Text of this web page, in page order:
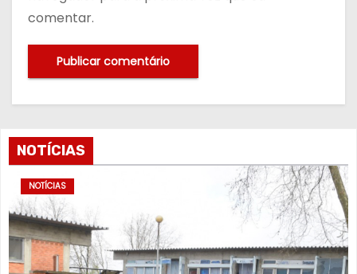
comentar.
NOTÍCIAS
NOTÍCIAS